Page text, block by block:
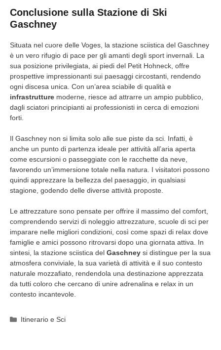
Conclusione sulla Stazione di Ski
Gaschney
Situata nel cuore delle Voges, la stazione sciistica del Gaschney
è un vero rifugio di pace per gli amanti degli sport invernali. La
sua posizione privilegiata, ai piedi del Petit Hohneck, offre
prospettive impressionanti sui paesaggi circostanti, rendendo
ogni discesa unica. Con un’area sciabile di qualità e
infrastrutture moderne, riesce ad attrarre un ampio pubblico,
dagli sciatori principianti ai professionisti in cerca di emozioni
forti.
Il Gaschney non si limita solo alle sue piste da sci. Infatti, è
anche un punto di partenza ideale per attività all’aria aperta
come escursioni o passeggiate con le racchette da neve,
favorendo un’immersione totale nella natura. I visitatori possono
quindi apprezzare la bellezza del paesaggio, in qualsiasi
stagione, godendo delle diverse attività proposte.
Le attrezzature sono pensate per offrire il massimo del comfort,
comprendendo servizi di noleggio attrezzature, scuole di sci per
imparare nelle migliori condizioni, così come spazi di relax dove
famiglie e amici possono ritrovarsi dopo una giornata attiva. In
sintesi, la stazione sciistica del Gaschney si distingue per la sua
atmosfera conviviale, la sua varietà di attività e il suo contesto
naturale mozzafiato, rendendola una destinazione apprezzata
da tutti coloro che cercano di unire adrenalina e relax in un
contesto incantevole.
Categorie
Itinerario e Sci